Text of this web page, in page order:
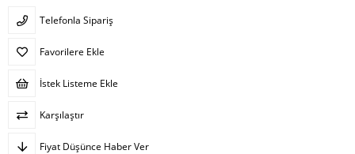
Telefonla Sipariş
Favorilere Ekle
İstek Listeme Ekle
Karşılaştır
Fiyat Düşünce Haber Ver